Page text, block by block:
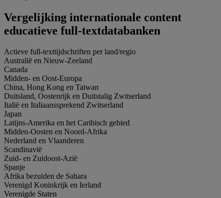
Vergelijking internationale content
educatieve full-textdatabanken
Actieve full-texttijdschriften per land/regio​
Australië en Nieuw-Zeeland
Canada
Midden- en Oost-Europa
China, Hong Kong en Taiwan
Duitsland, Oostenrijk en Duitstalig Zwitserland
Italië en Italiaanssprekend Zwitserland
Japan
Latijns-Amerika en het Caribisch gebied
Midden-Oosten en Noord-Afrika
Nederland en Vlaanderen
Scandinavië
Zuid- en Zuidoost-Azië
Spanje
Afrika bezuiden de Sahara
Verenigd Koninkrijk en Ierland
Verenigde Staten